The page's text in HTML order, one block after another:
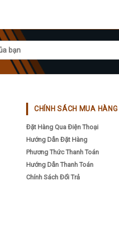
CHÍNH SÁCH MUA HÀNG
Đặt Hàng Qua Điện Thoại
Hướng Dẫn Đặt Hàng
Phương Thức Thanh Toán
Hướng Dẫn Thanh Toán
Chính Sách Đổi Trả